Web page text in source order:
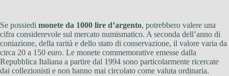
Se possiedi monete da 1000 lire d’argento, potrebbero valere una
cifra considerevole sul mercato numismatico. A seconda dell’anno di
coniazione, della rarità e dello stato di conservazione, il valore varia da
circa 20 a 150 euro. Le monete commemorative emesse dalla
Repubblica Italiana a partire dal 1994 sono particolarmente ricercate
dai collezionisti e non hanno mai circolato come valuta ordinaria.